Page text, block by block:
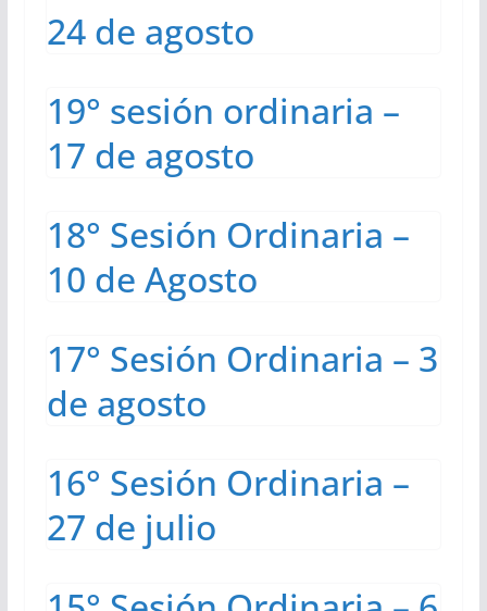
24 de agosto
19° sesión ordinaria –
17 de agosto
18° Sesión Ordinaria –
10 de Agosto
17° Sesión Ordinaria – 3
de agosto
16° Sesión Ordinaria –
27 de julio